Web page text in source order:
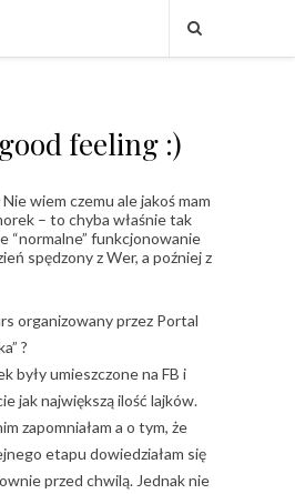
feeling :)
wiem czemu ale jakoś mam
– to chyba właśnie tak
“normalne” funkcjonowanie
spędzony z Wer, a poźniej z
organizowany przez Portal
?
były umieszczone na FB i
jak największą ilość lajków.
zapomniałam a o tym, że
etapu dowiedziałam się
przed chwilą. Jednak nie